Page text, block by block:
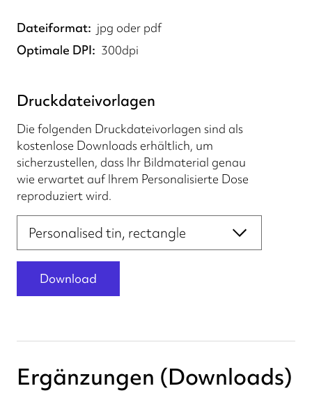
Dateiformat
jpg oder pdf
Optimale DPI
300dpi
Druckdateivorlagen
Die folgenden Druckdateivorlagen sind als
kostenlose Downloads erhältlich, um
sicherzustellen, dass Ihr Bildmaterial genau
wie erwartet auf Ihrem Personalisierte Dose
reproduziert wird.
Druckdateivorlagen
Download
Ergänzungen (Downloads)